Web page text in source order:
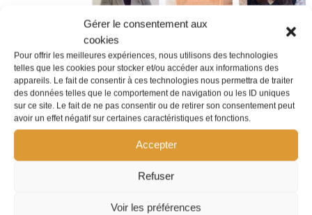
Gérer le consentement aux
cookies
Pour offrir les meilleures expériences, nous utilisons des technologies
telles que les cookies pour stocker et/ou accéder aux informations des
appareils. Le fait de consentir à ces technologies nous permettra de traiter
des données telles que le comportement de navigation ou les ID uniques
sur ce site. Le fait de ne pas consentir ou de retirer son consentement peut
avoir un effet négatif sur certaines caractéristiques et fonctions.
Accepter
Refuser
Voir les préférences